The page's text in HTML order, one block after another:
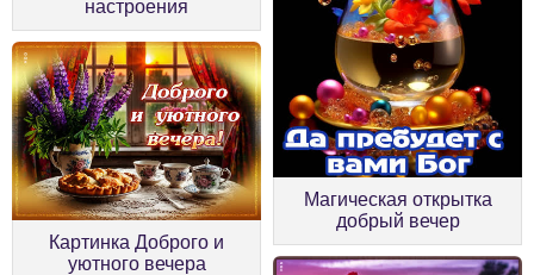
настроения
Картинка Доброго и
уютного вечера
Магическая открытка
добрый вечер